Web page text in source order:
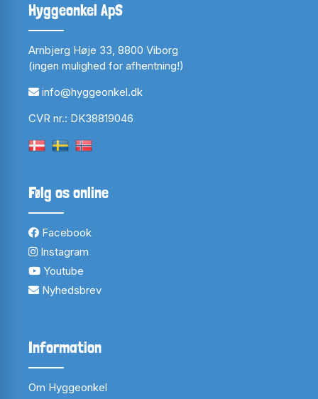
Hyggeonkel ApS
Arnbjerg Høje 33, 8800 Viborg
(ingen mulighed for afhentning!)
info@hyggeonkel.dk
CVR nr.: DK38819046
Følg os online
Facebook
Instagram
Youtube
Nyhedsbrev
Information
Om Hyggeonkel